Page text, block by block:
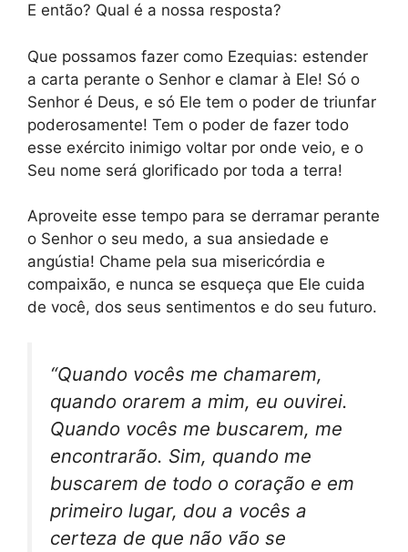
E então? Qual é a nossa resposta?
Que possamos fazer como Ezequias: estender
a carta perante o Senhor e clamar à Ele! Só o
Senhor é Deus, e só Ele tem o poder de triunfar
poderosamente! Tem o poder de fazer todo
esse exército inimigo voltar por onde veio, e o
Seu nome será glorificado por toda a terra!
Aproveite esse tempo para se derramar perante
o Senhor o seu medo, a sua ansiedade e
angústia! Chame pela sua misericórdia e
compaixão, e nunca se esqueça que Ele cuida
de você, dos seus sentimentos e do seu futuro.
“Quando vocês me chamarem,
quando orarem a mim, eu ouvirei.
Quando vocês me buscarem, me
encontrarão. Sim, quando me
buscarem de todo o coração e em
primeiro lugar, dou a vocês a
certeza de que não vão se